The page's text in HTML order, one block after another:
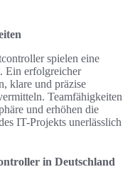
spielen eine
Ein erfolgreicher
klare und präzise
Teamfähigkeiten
und erhöhen die
IT-Projekts unerlässlich
in Deutschland